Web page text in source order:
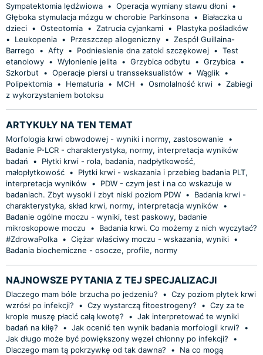
Sympatektomia lędźwiowa • Operacja wymiany stawu dłoni •
Głęboka stymulacja mózgu w chorobie Parkinsona •
Białaczka u
dzieci • Osteotomia • Zatrucia cyjankami •
Plastyka pośladków
•
Leukopenia • Przeszczep allogeniczny • Zespół Guillaina-
Barrego
• Afty • Podniesienie dna zatoki szczękowej • Test
etanolowy • Wyłonienie jelita • Grzybica odbytu • Grzybica •
Szkorbut
• Operacje piersi u transseksualistów • Wąglik •
Polipektomia • Hematuria • MCH • Osmolalność krwi • Zabiegi
z wykorzystaniem botoksu
ARTYKUŁY NA TEN TEMAT
Morfologia krwi obwodowej - wyniki i normy, zastosowanie
•
Badanie P-LCR - charakterystyka, normy, interpretacja wyników
badań
•
Płytki krwi - rola, badania, nadpłytkowość,
małopłytkowość •
Płytki krwi - wskazania i przebieg badania PLT,
interpretacja wyników
•
PDW - czym jest i na co wskazuje w
badaniach. Zbyt wysoki i zbyt niski poziom PDW •
Badania krwi -
charakterystyka, skład krwi, normy, interpretacja wyników
•
Badanie ogólne moczu - wyniki, test paskowy, badanie
mikroskopowe moczu
•
Badania krwi. Co możemy z nich wyczytać?
#ZdrowaPolka • Ciężar właściwy moczu - wskazania, wyniki •
Badania biochemiczne - osocze, profile, normy
NAJNOWSZE PYTANIA Z TEJ SPECJALIZACJI
Dlaczego mam bóle brzucha po jedzeniu? • Czy poziom płytek krwi
wzrósł po infekcji?
• Czy wystarczą fitoestrogeny? • Czy za te
krople muszę płacić całą kwotę?
• Jak interpretować te wyniki
badań na kiłę?
• Jak ocenić ten wynik badania morfologii krwi?
•
Jak długo może być powiększony węzeł chłonny po infekcji?
•
Dlaczego mam tą pokrzywkę od tak dawna?
•
Na co mogą